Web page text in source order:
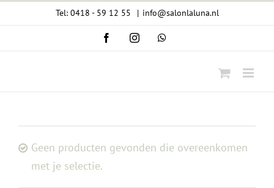
Tel: 0418 - 59 12 55 | info@salonlaluna.nl
FacebookInstagramWhatsApp
Geen producten gevonden die overeenkomen
met je selectie.